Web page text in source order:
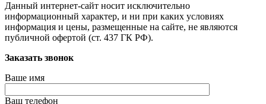
Данный интернет-сайт носит исключительно
информационный характер, и ни при каких условиях
информация и цены, размещенные на сайте, не являются
публичной офертой (ст. 437 ГК РФ).
Заказать звонок
Ваше имя
Ваш телефон